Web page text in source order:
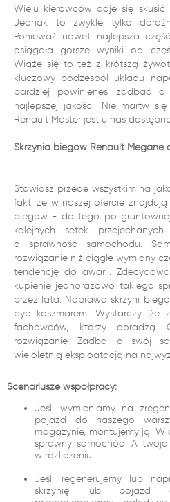
Wielu kierowców daje się skusić
Jednak to zwykle tylko
Ponieważ nawet najlepsza
osiągała gorsze wyniki od
Wiąże się to też z krótszą
kluczowy podzespół układu
bardziej powinieneś zadbać
najlepszej jakości. Nie martw
Renault Master jest u nas
Skrzynia biegów Renault Megane
Stawiasz przede wszystkim na
fakt, że w naszej ofercie znajdują
biegów - do tego po
kolejnych setek
o sprawność samochodu.
rozwiązanie niż ciągłe wymiany
tendencję do awarii.
kupienie jednorazowo takiego
przez lata. Naprawa skrzyni
być koszmarem. Wystarczy, że
fachowców, którzy doradzą
rozwiązanie. Zadbaj o swój
wieloletnią eksploatacją na
Scenariusze współpracy:
Jeśli wymieniamy na
pojazd do naszego
magazynie, montujemy ją.
sprawny samochód. A
w rozliczeniu.
Jeśli regenerujemy lub
skrzynię lub pojazd